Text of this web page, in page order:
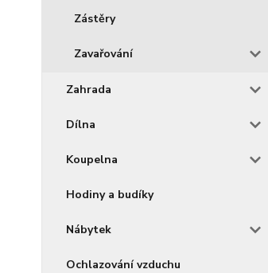
Zástěry
Zavařování
Zahrada
Dílna
Koupelna
Hodiny a budíky
Nábytek
Ochlazování vzduchu